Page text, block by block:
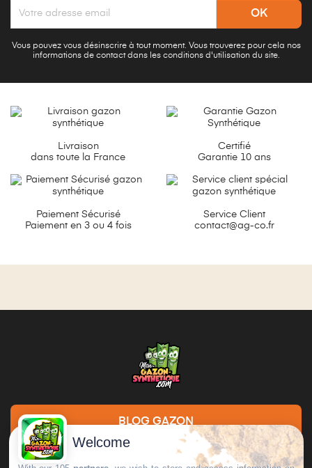
Vous pouvez vous désinscrire à tout moment. Vous trouverez pour cela nos
informations de contact dans les conditions d'utilisation du site.
Livraison
dans toute la France
Certifié
Garantie 10 ans
Paiement Sécurisé
Paiement en 3 ou 4 fois
Service Client
contact@ag-co.fr
BLOG GAZON
Welcome